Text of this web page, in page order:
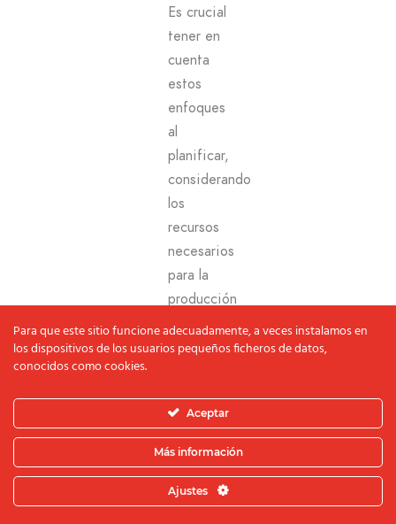
Es crucial
tener en
cuenta
estos
enfoques
al
planificar,
considerando
los
recursos
necesarios
para la
producción
del
espot.
ejemplo,
se
requerirá
talento
escénico
Para que este sitio funcione adecuadamente, a veces instalamos en
los dispositivos de los usuarios pequeños ficheros de datos,
conocidos como cookies.
Aceptar
Más información
Ajustes